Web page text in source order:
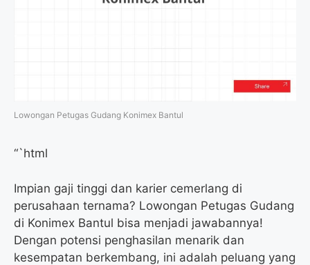
Lowongan Petugas Gudang Konimex Bantul
“`html
Impian gaji tinggi dan karier cemerlang di
perusahaan ternama? Lowongan Petugas Gudang
di Konimex Bantul bisa menjadi jawabannya!
Dengan potensi penghasilan menarik dan
kesempatan berkembang, ini adalah peluang yang